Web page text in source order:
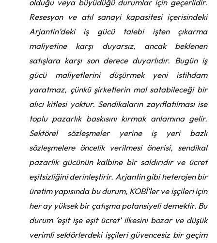
Resesyon ve atıl sanayi kapasitesi içerisindeki
Arjantin’deki iş gücü talebi işten çıkarma
maliyetine karşı duyarsız, ancak beklenen
satışlara karşı son derece duyarlıdır. Bugün iş
gücü maliyetlerini düşürmek yeni istihdam
yaratmaz, çünkü şirketlerin mal satabileceği bir
alıcı kitlesi yoktur. Sendikaların zayıflatılması ise
toplu pazarlık baskısını kırmak anlamına gelir.
Sektörel sözleşmeler yerine iş yeri bazlı
sözleşmelere öncelik verilmesi önerisi, sendikal
pazarlık gücünün kalbine bir saldırıdır ve ücret
eşitsizliğini derinleştirir. Arjantin gibi heterojen bir
üretim yapısında bu durum, KOBİ’ler ve işçileri için
her ay yüksek bir çatışma potansiyeli demektir. Bu
durum ‘eşit işe eşit ücret’ ilkesini bozar ve düşük
verimli sektörlerdeki işçileri güvencesiz bir geçim